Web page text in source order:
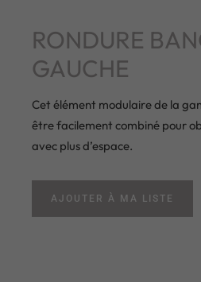
RONDURE
GAUCHE
Cet élément modulaire de la
être facilement combiné pour
avec plus d’espace.
AJOUTER À MA LISTE